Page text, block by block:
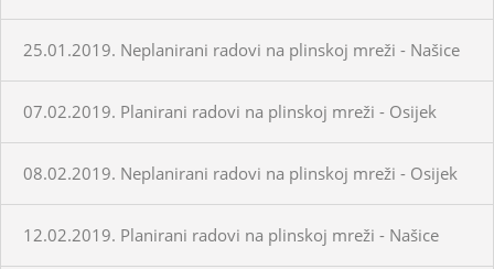
25.01.2019. Neplanirani radovi na plinskoj mreži - Našice
07.02.2019. Planirani radovi na plinskoj mreži - Osijek
08.02.2019. Neplanirani radovi na plinskoj mreži - Osijek
12.02.2019. Planirani radovi na plinskoj mreži - Našice